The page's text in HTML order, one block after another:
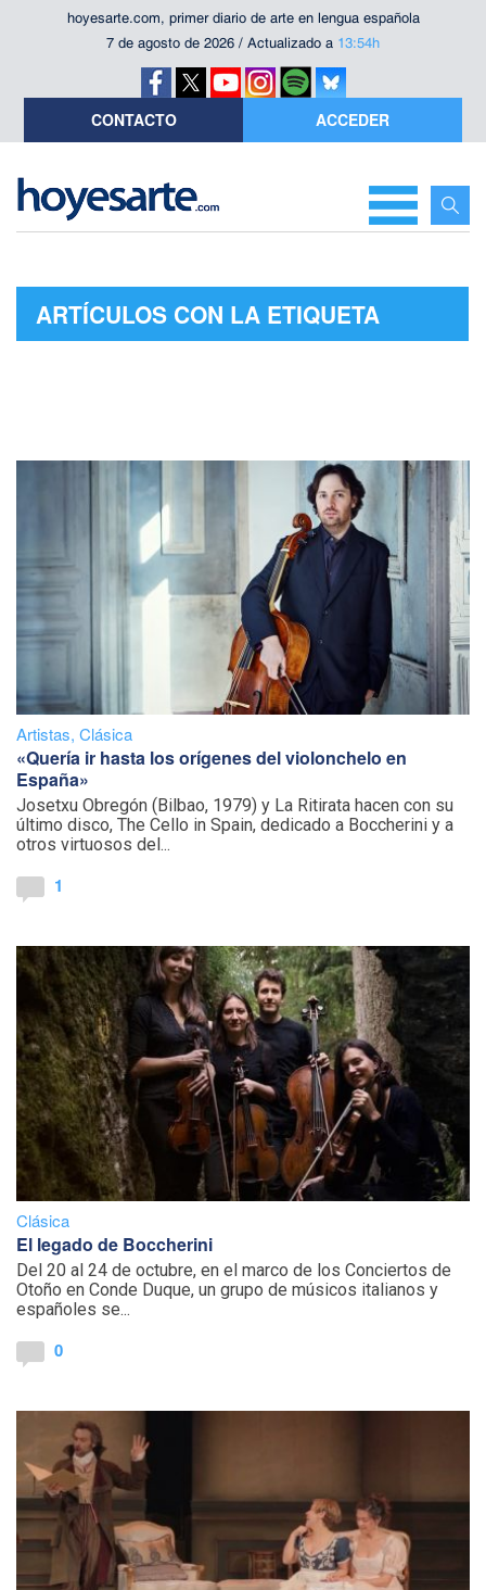
hoyesarte.com, primer diario de arte en lengua española
7 de agosto de 2026 / Actualizado a 13:54h
CONTACTO ACCEDER
ARTÍCULOS CON LA ETIQUETA
Artistas, Clásica
«Quería ir hasta los orígenes del violonchelo en
España»
Josetxu Obregón (Bilbao, 1979) y La Ritirata hacen con su
último disco, The Cello in Spain, dedicado a Boccherini y a
otros virtuosos del...
1
Clásica
El legado de Boccherini
Del 20 al 24 de octubre, en el marco de los Conciertos de
Otoño en Conde Duque, un grupo de músicos italianos y
españoles se...
0